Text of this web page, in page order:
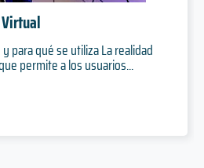
para qué se utiliza La realidad
permite a los usuarios...